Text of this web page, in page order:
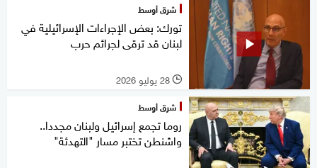
شرق أوسط
تورك: بعض الإجراءات الإسرائيلية في
لبنان قد ترقى لجرائم حرب
l 28 يوليو 2026
شرق أوسط
روما تجمع إسرائيل ولبنان مجددا..
واشنطن تختبر مسار "التهدئة"